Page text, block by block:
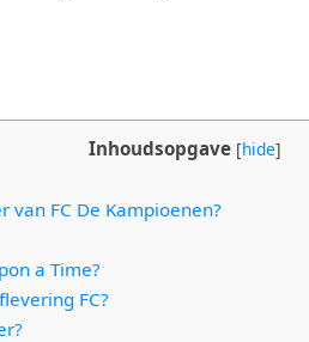
Inhoudsopgave [hide]
van FC De Kampioenen?
a Time?
FC?